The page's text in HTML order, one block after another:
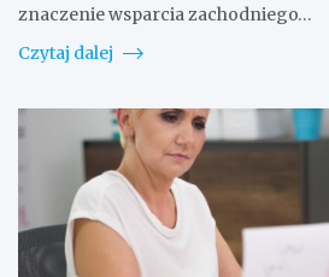
znaczenie wsparcia zachodniego…
Czytaj dalej